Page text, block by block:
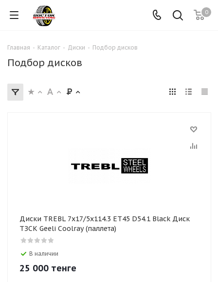
0
Главная - Каталог - Диски - Подбор дисков
Подбор дисков
Диски TREBL 7x17/5x114.3 ET45 D54.1 Black Диск
ТЗСК Geeli Coolray (паллета)
В наличии
25 000 тенге